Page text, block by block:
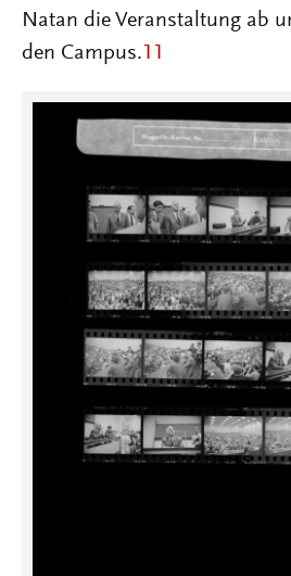
Natan die Veranstaltung ab
den Campus. 11